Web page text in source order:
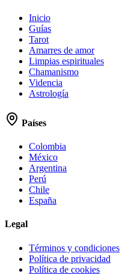
Inicio
Guías
Tarot
Amarres de amor
Limpias espirituales
Chamanismo
Videncia
Astrología
Países
Colombia
México
Argentina
Perú
Chile
España
Legal
Términos y condiciones
Política de privacidad
Política de cookies